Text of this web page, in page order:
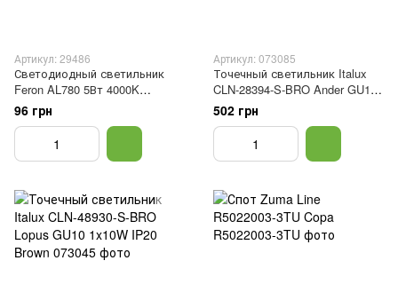
Артикул: 29486
Светодиодный светильник
Feron AL780 5Вт 4000K
коричневый
96 грн
Артикул: 073085
Точечный светильник Italux
CLN-28394-S-BRO Ander GU10
1x10W IP20 Brown
502 грн